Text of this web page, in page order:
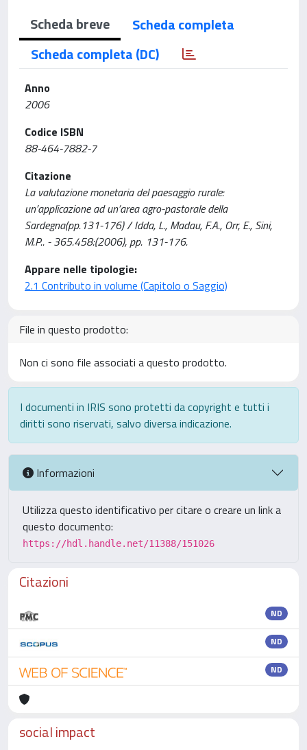
Scheda breve
Scheda completa
Scheda completa (DC)
Anno
2006
Codice ISBN
88-464-7882-7
Citazione
La valutazione monetaria del paesaggio rurale:
un’applicazione ad un’area agro-pastorale della
Sardegna(pp.131-176) / Idda, L., Madau, F.A., Orr, E., Sini,
M.P.. - 365.458:(2006), pp. 131-176.
Appare nelle tipologie:
2.1 Contributo in volume (Capitolo o Saggio)
File in questo prodotto:
Non ci sono file associati a questo prodotto.
I documenti in IRIS sono protetti da copyright e tutti i
diritti sono riservati, salvo diversa indicazione.
Informazioni
Utilizza questo identificativo per citare o creare un link a
questo documento:
https://hdl.handle.net/11388/151026
Citazioni
ND
ND
ND
social impact